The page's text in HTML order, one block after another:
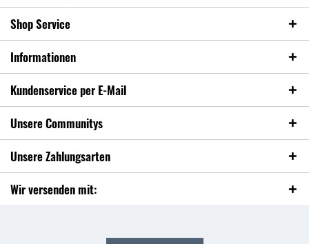
Shop Service
Informationen
Kundenservice per E-Mail
Unsere Communitys
Unsere Zahlungsarten
Wir versenden mit: